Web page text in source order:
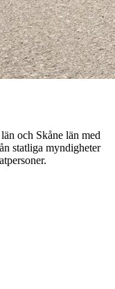
och Skåne län med
statliga myndigheter